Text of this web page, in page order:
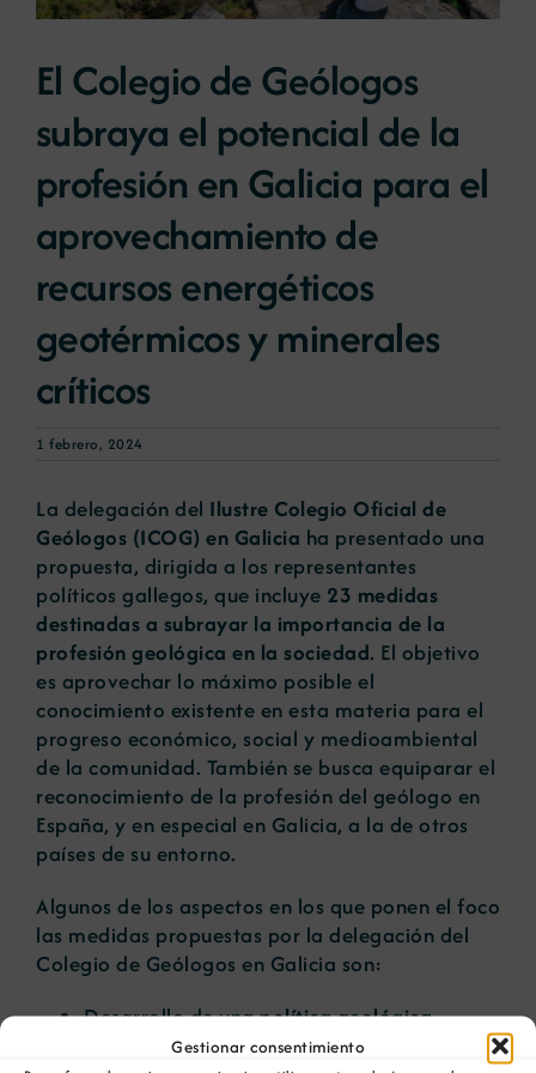
Gestionar consentimiento
Noticias
Portal de empleo
Contacto
El Colegio de Geólogos
subraya el potencial de la
profesión en Galicia para el
aprovechamiento de
recursos energéticos
geotérmicos y minerales
críticos
1 febrero, 2024
La delegación del Ilustre Colegio Oficial de
Geólogos (ICOG) en Galicia ha presentado una
propuesta, dirigida a los representantes
políticos gallegos, que incluye 23 medidas
destinadas a subrayar la importancia de la
profesión geológica en la sociedad. El objetivo
es aprovechar lo máximo posible el
conocimiento existente en esta materia para el
progreso económico, social y medioambiental
de la comunidad. También se busca equiparar el
reconocimiento de la profesión del geólogo en
España, y en especial en Galicia, a la de otros
países de su entorno.
Algunos de los aspectos en los que ponen el foco
las medidas propuestas por la delegación del
Colegio de Geólogos en Galicia son:
Desarrollo de unapolítica geológica
, invitando a los partidos gallegos a